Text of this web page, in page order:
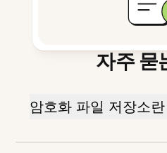
자주 묻
암호화 파일 저장소